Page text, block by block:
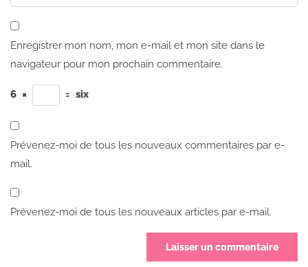
Enregistrer mon nom, mon e-mail et mon site dans le
navigateur pour mon prochain commentaire.
6 × = six
Prévenez-moi de tous les nouveaux commentaires par e-
mail.
Prévenez-moi de tous les nouveaux articles par e-mail.